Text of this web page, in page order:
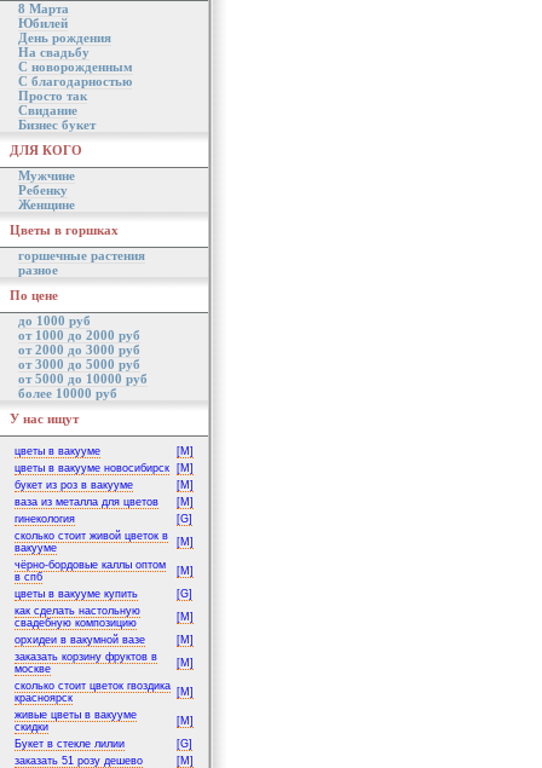
8 Марта
Юбилей
День рождения
На свадьбу
С новорожденным
С благодарностью
Просто так
Свидание
Бизнес букет
ДЛЯ КОГО
Мужчине
Ребенку
Женщине
Цветы в горшках
горшечные растения
разное
По цене
до 1000 руб
от 1000 до 2000 руб
от 2000 до 3000 руб
от 3000 до 5000 руб
от 5000 до 10000 руб
более 10000 руб
У нас ищут
цветы в вакууме
[M]
цветы в вакууме новосибирск
[M]
букет из роз в вакууме
[M]
ваза из металла для цветов
[M]
гинекология
[G]
сколько стоит живой цветок в
вакууме
[M]
чёрно-бордовые каллы оптом
в спб
[M]
цветы в вакууме купить
[G]
как сделать настольную
свадебную композицию
[M]
орхидеи в вакумной вазе
[M]
заказать корзину фруктов в
москве
[M]
сколько стоит цветок гвоздика
красноярск
[M]
живые цветы в вакууме
скидки
[M]
Букет в стекле лилии
[G]
заказать 51 розу дешево
[M]